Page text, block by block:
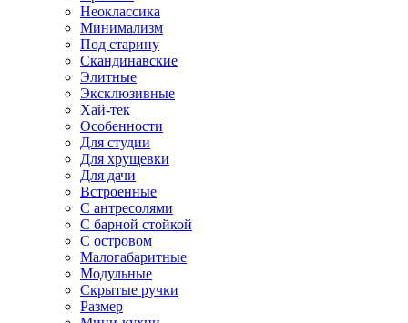
Неоклассика
Минимализм
Под старину
Скандинавские
Элитные
Эксклюзивные
Хай-тек
Особенности
Для студии
Для хрущевки
Для дачи
Встроенные
С антресолями
С барной стойкой
С островом
Малогабаритные
Модульные
Скрытые ручки
Размер